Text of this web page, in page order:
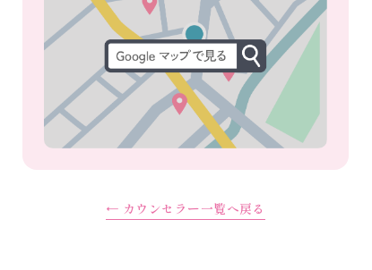
← カウンセラー一覧へ戻る